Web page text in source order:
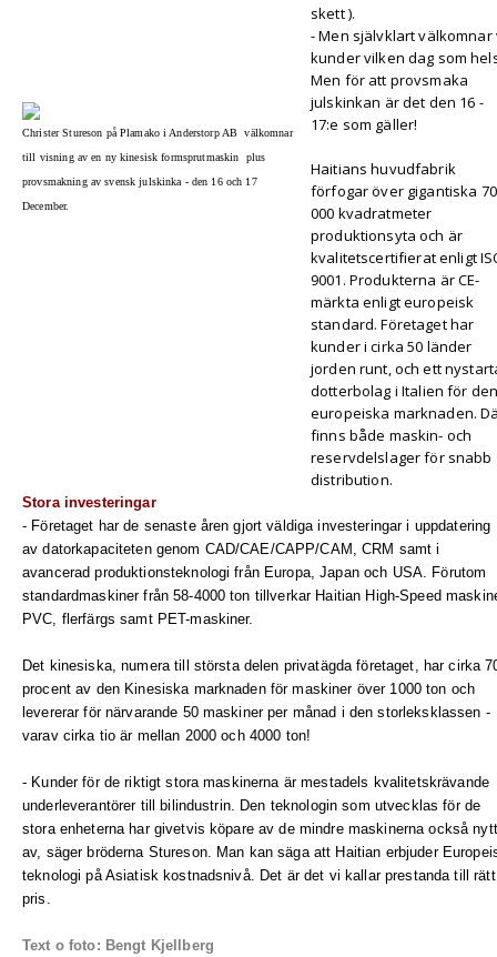
Christer Stureson på Plamako i Anderstorp AB välkomnar
till visning av en ny kinesisk formsprutmaskin plus
provsmakning av svensk julskinka - den 16 och 17
December.
skett ).
- Men självklart välkomnar
kunder vilken dag som
Men för att provsmaka
julskinkan är det den 16 -
17:e som gäller!
Haitians huvudfabrik
förfogar över gigantiska
000 kvadratmeter
produktionsyta och är
kvalitetscertifierat enligt
9001. Produkterna är CE-
märkta enligt europeisk
standard. Företaget har
kunder i cirka 50 länder
jorden runt, och ett
dotterbolag i Italien för
europeiska marknaden.
finns både maskin- och
reservdelslager för snabb
distribution.
Stora investeringar
- Företaget har de senaste åren gjort väldiga investeringar i uppdatering
av datorkapaciteten genom CAD/CAE/CAPP/CAM, CRM samt i
avancerad produktionsteknologi från Europa, Japan och USA. Förutom
standardmaskiner från 58-4000 ton tillverkar Haitian High-Speed
PVC, flerfärgs samt PET-maskiner.
Det kinesiska, numera till största delen privatägda företaget, har cirka
procent av den Kinesiska marknaden för maskiner över 1000 ton och
levererar för närvarande 50 maskiner per månad i den storleksklassen -
varav cirka tio är mellan 2000 och 4000 ton!
- Kunder för de riktigt stora maskinerna är mestadels kvalitetskrävande
underleverantörer till bilindustrin. Den teknologin som utvecklas för de
stora enheterna har givetvis köpare av de mindre maskinerna också
av, säger bröderna Stureson. Man kan säga att Haitian erbjuder
teknologi på Asiatisk kostnadsnivå. Det är det vi kallar prestanda till rätt
pris.
Text o foto: Bengt Kjellberg